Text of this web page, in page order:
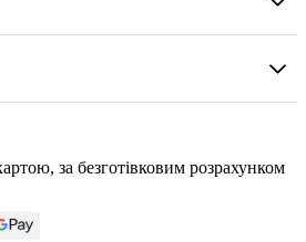
за безготівковим розрахунком